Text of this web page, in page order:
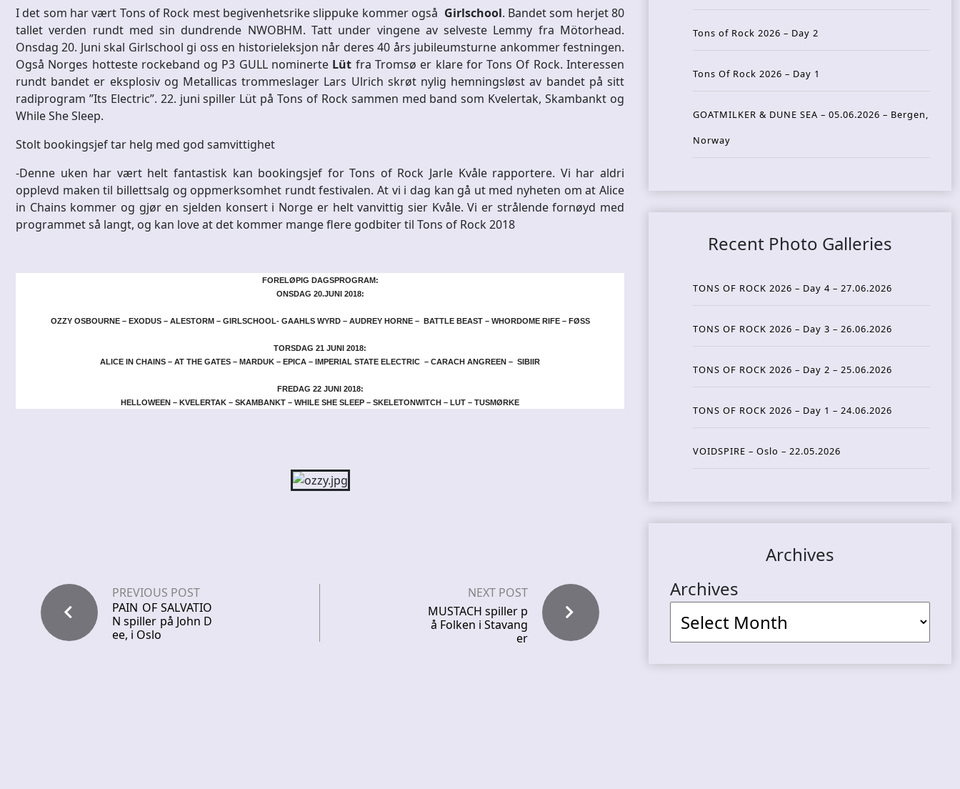
I det som har vært Tons of Rock mest begivenhetsrike slippuke kommer også Girlschool. Bandet som herjet 80
tallet verden rundt med sin dundrende NWOBHM. Tatt under vingene av selveste Lemmy fra Mötorhead.
Onsdag 20. Juni skal Girlschool gi oss en historieleksjon når deres 40 års jubileumsturne ankommer festningen.
Også Norges hotteste rockeband og P3 GULL nominerte Lüt fra Tromsø er klare for Tons Of Rock. Interessen
rundt bandet er eksplosiv og Metallicas trommeslager Lars Ulrich skrøt nylig hemningsløst av bandet på sitt
radiprogram ”Its Electric”. 22. juni spiller Lüt på Tons of Rock sammen med band som Kvelertak, Skambankt og
While She Sleep.
Stolt bookingsjef tar helg med god samvittighet
-Denne uken har vært helt fantastisk kan bookingsjef for Tons of Rock Jarle Kvåle rapportere. Vi har aldri
opplevd maken til billettsalg og oppmerksomhet rundt festivalen. At vi i dag kan gå ut med nyheten om at Alice
in Chains kommer og gjør en sjelden konsert i Norge er helt vanvittig sier Kvåle. Vi er strålende fornøyd med
programmet så langt, og kan love at det kommer mange flere godbiter til Tons of Rock 2018
FORELØPIG DAGSPROGRAM:
ONSDAG 20.JUNI 2018:
OZZY OSBOURNE – EXODUS – ALESTORM – GIRLSCHOOL- GAAHLS WYRD – AUDREY HORNE – BATTLE BEAST – WHORDOME RIFE – FØSS
TORSDAG 21 JUNI 2018:
ALICE IN CHAINS – AT THE GATES – MARDUK – EPICA – IMPERIAL STATE ELECTRIC – CARACH ANGREEN – SIBIIR
FREDAG 22 JUNI 2018:
HELLOWEEN – KVELERTAK – SKAMBANKT – WHILE SHE SLEEP – SKELETONWITCH – LUT – TUSMØRKE
PREVIOUS POST
PAIN OF SALVATIO
N spiller på John D
ee, i Oslo
NEXT POST
MUSTACH spiller p
å Folken i Stavang
er
Tons of Rock 2026 – Day 2
Tons Of Rock 2026 – Day 1
GOATMILKER & DUNE SEA – 05.06.2026 – Bergen,
Norway
Recent Photo Galleries
TONS OF ROCK 2026 – Day 4 – 27.06.2026
TONS OF ROCK 2026 – Day 3 – 26.06.2026
TONS OF ROCK 2026 – Day 2 – 25.06.2026
TONS OF ROCK 2026 – Day 1 – 24.06.2026
VOIDSPIRE – Oslo – 22.05.2026
Archives
Archives